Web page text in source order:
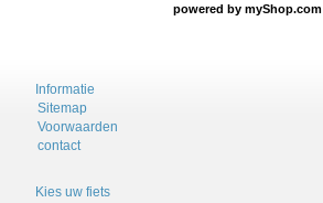
powered by myShop.com
Informatie
Sitemap
Voorwaarden
contact
Kies uw fiets